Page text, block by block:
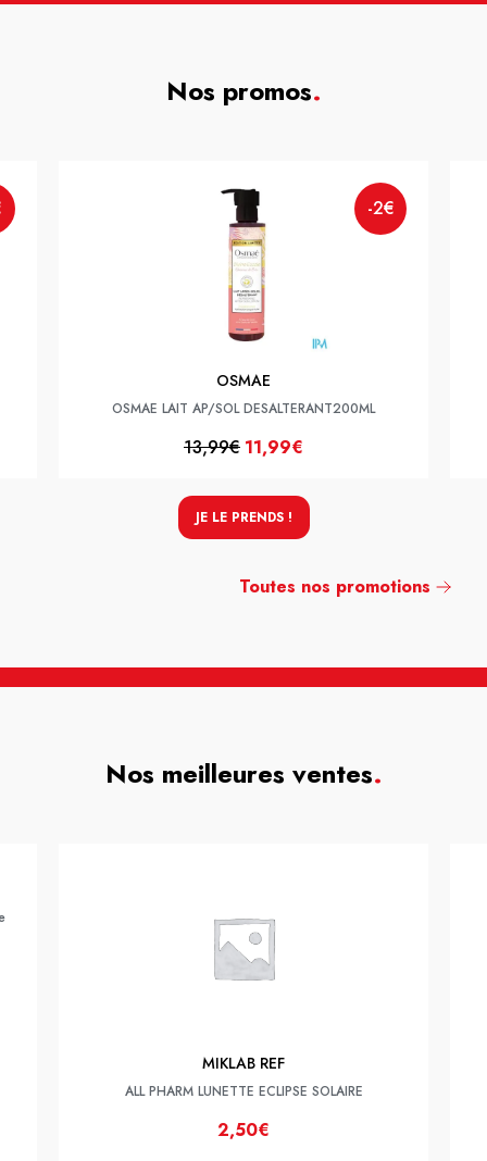
Nos promos.
-2€
OSMAE
OSMAE LAIT AP/SOL DESALTERANT200ML
13,99€ 11,99€
JE LE PRENDS !
Toutes nos promotions
Nos meilleures ventes.
MIKLAB REF
ALL PHARM LUNETTE ECLIPSE SOLAIRE
2,50€